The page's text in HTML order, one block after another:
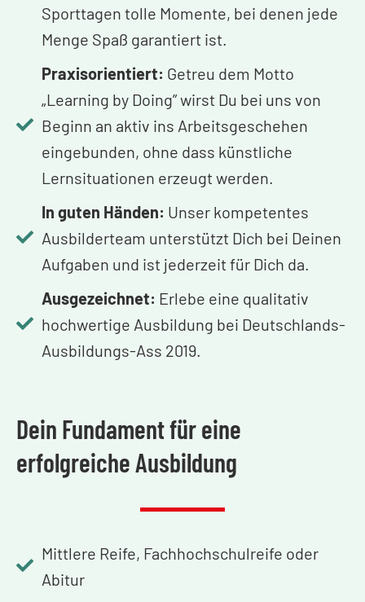
Sporttagen tolle Momente, bei denen jede
Menge Spaß garantiert ist.
Praxisorientiert: Getreu dem Motto
„Learning by Doing” wirst Du bei uns von
Beginn an aktiv ins Arbeitsgeschehen
eingebunden, ohne dass künstliche
Lernsituationen erzeugt werden.
In guten Händen: Unser kompetentes
Ausbilderteam unterstützt Dich bei Deinen
Aufgaben und ist jederzeit für Dich da.
Ausgezeichnet: Erlebe eine qualitativ
hochwertige Ausbildung bei Deutschlands-
Ausbildungs-Ass 2019.
Dein Fundament für eine
erfolgreiche Ausbildung
Mittlere Reife, Fachhochschulreife oder
Abitur